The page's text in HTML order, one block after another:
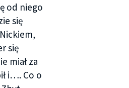
Mam nadzieję – powtórzył.
nam za złe, jeśli dzisiaj
przez wiatr kosmyki
podążył w ślad za bratem
od niego
się
się
miał za
i…. Co o